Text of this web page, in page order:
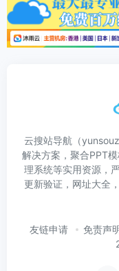
云搜站导航（
解决方案，聚合PPT
理系统等实用资源，
更新验证，网址大全
友链申请 免责声